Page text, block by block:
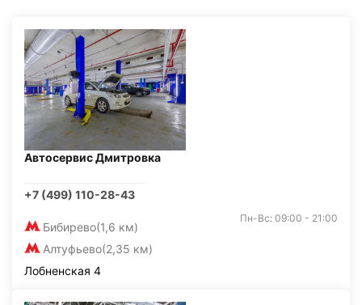
Автосервис Дмитровка
+7 (499) 110-28-43
Бибирево(1,6 км)
Алтуфьево(2,35 км)
Пн-Вс: 09:00 - 21:00
Лобненская 4